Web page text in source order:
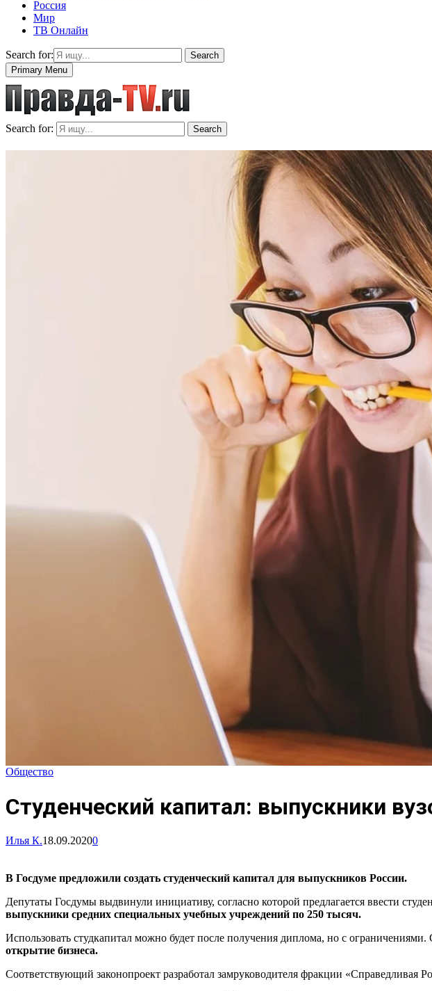
Россия
Мир
ТВ Онлайн
Search for:
Search
Primary Menu
Search for: Search
Общество
Студенческий капитал: выпускники
Илья К.18.09.20200
В Госдуме предложили создать студенческий капитал для выпускников России.
Депутаты Госдумы выдвинули инициативу, согласно которой предлагается ввести
выпускники средних специальных учебных учреждений по 250 тысяч.
Использовать студкапитал можно будет после получения диплома, но с ограничениями.
открытие бизнеса.
Соответствующий законопроект разработал замруководителя фракции «Справедливая